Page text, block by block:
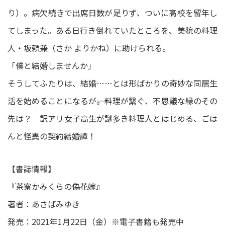
り）。病欠続きで出席日数が足りず、ついに高校を留年し
てしまった。ある日行き倒れていたところを、美貌の料理
人・坂頼兼（さか よりかね）に助けられる。
「僕と結婚しませんか」
そうしてふたりは、結婚……とは形ばかりの奇妙な同居生
活を始めることになるが――。料理が繋ぐ、不思議な縁のその
先は？ 訳アリ女子高生が謎多き料理人とはじめる、ごは
んと怪異の契約結婚譚！
【書誌情報】
『茶寮かみくらの偽花嫁』
著者：あさばみゆき
発売：2021年1月22日（金）※電子書籍も発売中